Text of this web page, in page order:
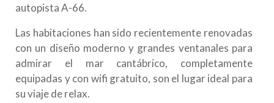
autopista A-66.
Las habitaciones han sido recientemente renovadas
con un diseño moderno y grandes ventanales para
admirar el mar cantábrico, completamente
equipadas y con wifi gratuito, son el lugar ideal para
su viaje de relax.